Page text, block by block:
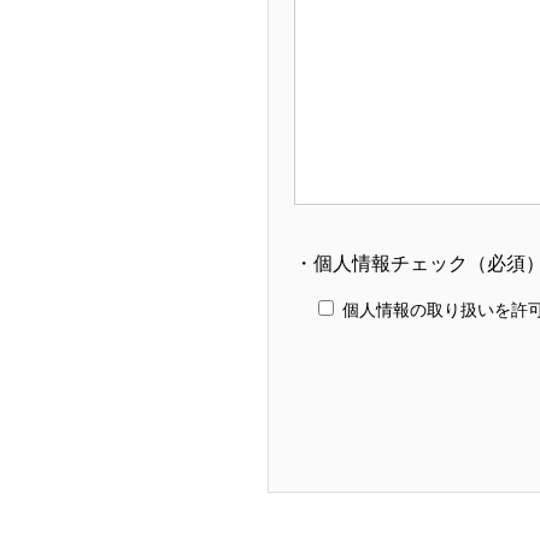
・個人情報チェック（必須
個人情報の取り扱いを許